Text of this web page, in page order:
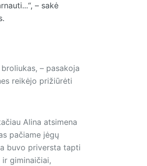
– sakė
– pasakoja
reikėjo prižiūrėti
Alina atsimena
pačiame jėgų
buvo priversta tapti
giminaičiai,